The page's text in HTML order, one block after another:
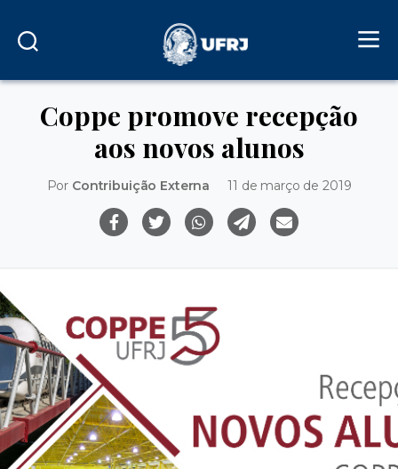
Coppe promove recepção
aos novos alunos
Por Contribuição Externa 11 de março de 2019